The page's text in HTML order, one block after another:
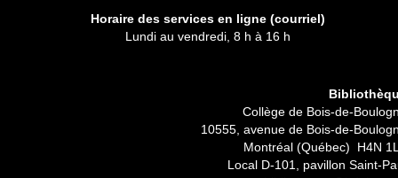
Horaire des services en ligne (courriel)
Lundi au vendredi, 8 h à 16 h
Collège de Bois-de-
10555, avenue de Bois-de-
Montréal (Québec) H4N
Local D-101, pavillon Saint-